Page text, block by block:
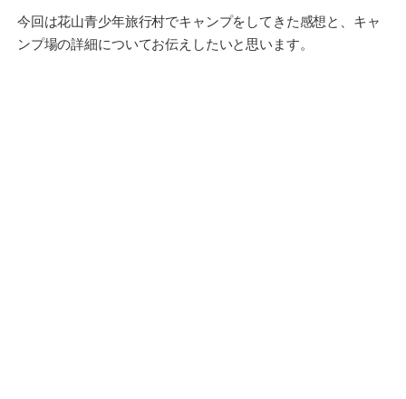
今回は花山青少年旅行村でキャンプをしてきた感想と、キャ
ンプ場の詳細についてお伝えしたいと思います。